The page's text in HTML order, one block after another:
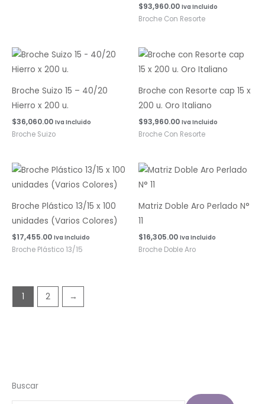
Buscar
$93,960.00 Iva Incluido
Broche Con Resorte
Broche Suizo 15 – 40/20
Hierro x 200 u.
$36,060.00 Iva Incluido
Broche Suizo
Broche con Resorte cap 15 x
200 u. Oro Italiano
$93,960.00 Iva Incluido
Broche Con Resorte
Broche Plástico 13/15 x 100
unidades (Varios Colores)
$17,455.00 Iva Incluido
Broche Plástico 13/15
Matriz Doble Aro Perlado N°
11
$16,305.00 Iva Incluido
Broche Doble Aro
1 2 →